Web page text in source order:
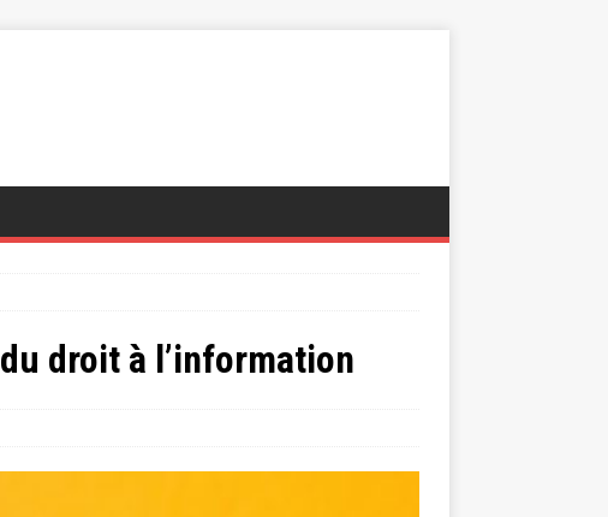
droit à l’information